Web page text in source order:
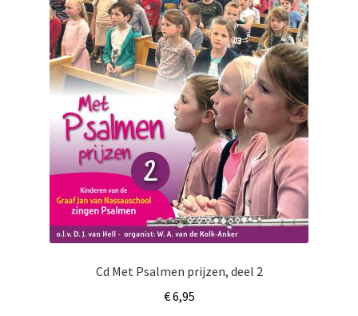
Retour
Cd Met Psalmen prijzen, deel 2
€6,95